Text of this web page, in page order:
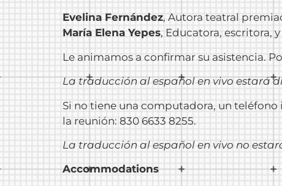
Evelina Fernández, Autora teatral
María Elena Yepes, Educatora, escritora,
Le animamos a confirmar su asistencia.
La traducción al español en vivo estará
Si no tiene una computadora, un
la reunión: 830 6633 8255.
La traducción al español en vivo no
Accommodations